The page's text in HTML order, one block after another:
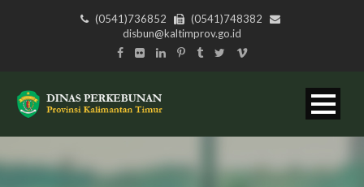
(0541)736852
(0541)748382
disbun@kaltimprov.go.id